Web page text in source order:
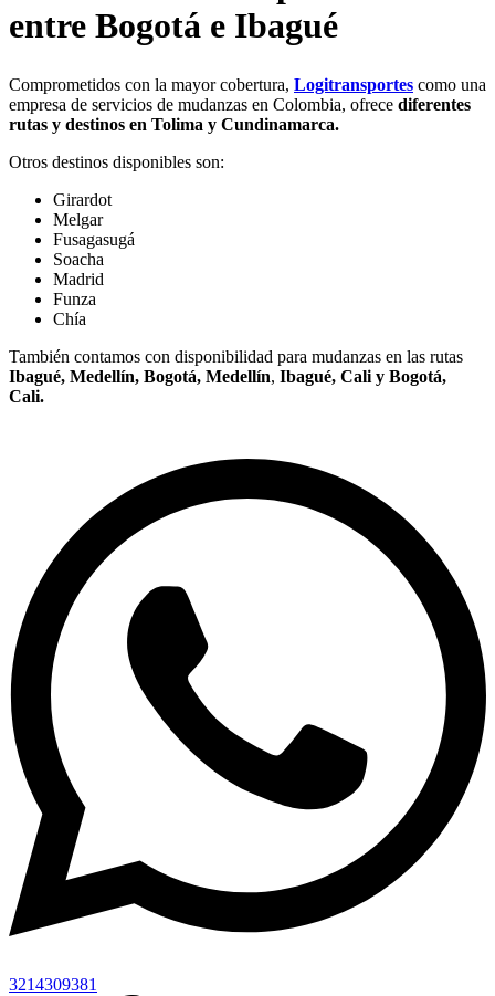
entre Bogotá e Ibagué
Comprometidos con la mayor cobertura, Logitransportes como una
empresa de servicios de mudanzas en Colombia, ofrece diferentes
rutas y destinos en Tolima y Cundinamarca.
Otros destinos disponibles son:
Girardot
Melgar
Fusagasugá
Soacha
Madrid
Funza
Chía
También contamos con disponibilidad para mudanzas en las rutas
Ibagué, Medellín, Bogotá, Medellín, Ibagué, Cali y Bogotá,
Cali.
3214309381